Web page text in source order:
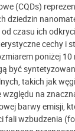
(CQDs)
dziedzin
czasu ich
cechy i
poniżej 10
być
takich jak
względu na
barwy emisji,
fali wzbudzenia